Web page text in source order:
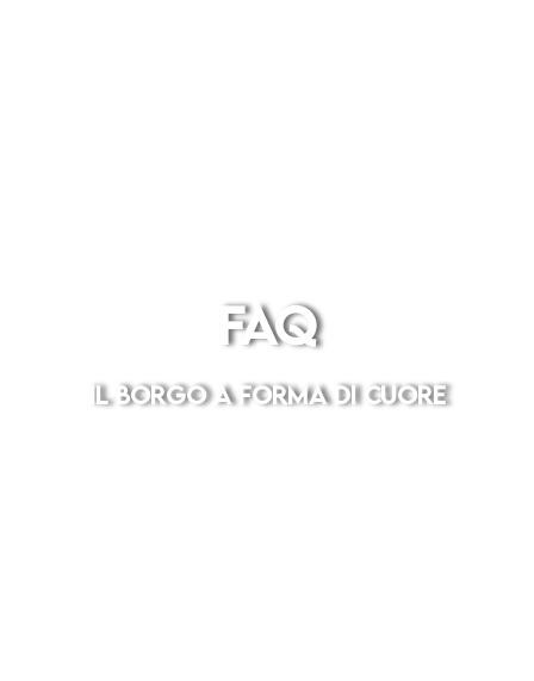
FAQ
IL BORGO A FORMA DI CUORE